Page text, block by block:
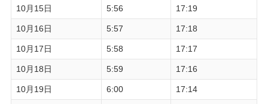
10月15日 5:56 17:19
10月16日 5:57 17:18
10月17日 5:58 17:17
10月18日 5:59 17:16
10月19日 6:00 17:14